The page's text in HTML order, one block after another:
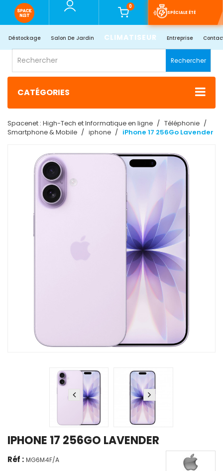
0
SPÉCIALE ÉTÉ
Déstockage Salon De Jardin CLIMATISEUR Entreprise
Rechercher
CATÉGORIES
Spacenet : High-Tech et Informatique en ligne
Téléphonie
Smartphone & Mobile
iphone iPhone 17 256Go Lavender
IPHONE 17 256GO LAVENDER
Réf : MG6M4F/A